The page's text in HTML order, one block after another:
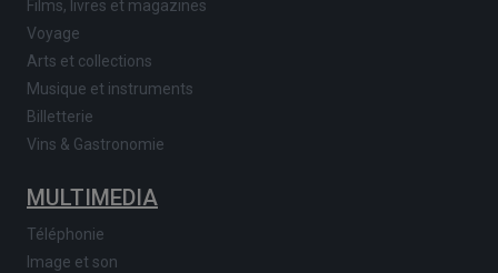
Films, livres et magazines
Voyage
Arts et collections
Musique et instruments
Billetterie
Vins & Gastronomie
MULTIMEDIA
Téléphonie
Image et son